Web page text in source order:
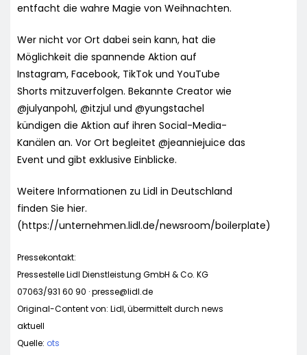
entfacht die wahre Magie von Weihnachten.
Wer nicht vor Ort dabei sein kann, hat die
Möglichkeit die spannende Aktion auf
Instagram, Facebook, TikTok und YouTube
Shorts mitzuverfolgen. Bekannte Creator wie
@julyanpohl, @itzjul und @yungstachel
kündigen die Aktion auf ihren Social-Media-
Kanälen an. Vor Ort begleitet @jeanniejuice das
Event und gibt exklusive Einblicke.
Weitere Informationen zu Lidl in Deutschland
finden Sie hier.
(https://unternehmen.lidl.de/newsroom/boilerplate)
Pressekontakt:
Pressestelle Lidl Dienstleistung GmbH & Co. KG
07063/931 60 90 ·presse@lidl.de
Original-Content von: Lidl, übermittelt durch news
aktuell
Quelle: ots